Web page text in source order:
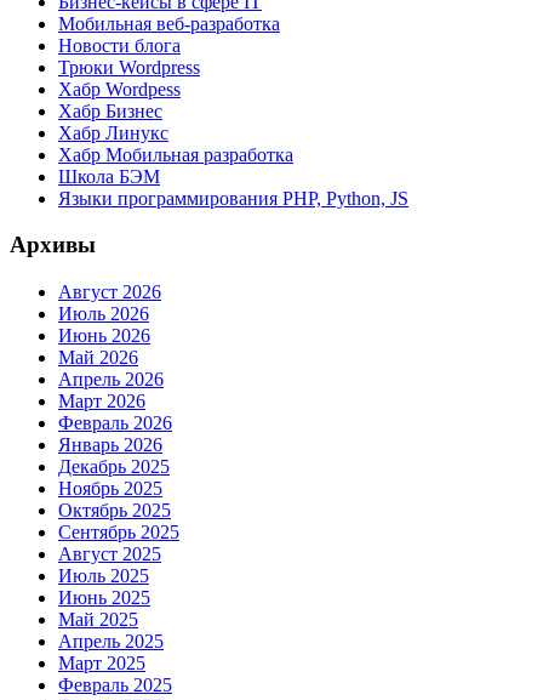
Мобильная веб-разработка
Новости блога
Трюки Wordpress
Хабр Wordpess
Хабр Бизнес
Хабр Линукс
Хабр Мобильная разработка
Школа БЭМ
Языки программирования PHP, Python, JS
Архивы
Август 2026
Июль 2026
Июнь 2026
Май 2026
Апрель 2026
Март 2026
Февраль 2026
Январь 2026
Декабрь 2025
Ноябрь 2025
Октябрь 2025
Сентябрь 2025
Август 2025
Июль 2025
Июнь 2025
Май 2025
Апрель 2025
Март 2025
Февраль 2025